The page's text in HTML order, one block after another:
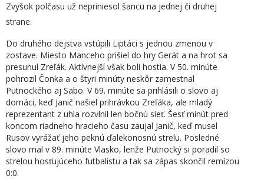
Zvyšok polčasu už nepriniesol šancu na jednej či druhej
strane.
Do druhého dejstva vstúpili Liptáci s jednou zmenou v
zostave. Miesto Manceho prišiel do hry Gerát a na hrot sa
presunul Zreľák. Aktívnejší však boli hostia. V 50. minúte
pohrozil Čonka a o štyri minúty neskôr zamestnal
Putnockého aj Sabo. V 69. minúte sa prihlásili o slovo aj
domáci, keď Janič našiel prihrávkou Zreľáka, ale mladý
reprezentant z uhla rozvlnil len bočnú sieť. Šesť minút pred
koncom riadneho hracieho času zaujal Janič, keď musel
Rusov vyrážať jeho peknú ďalekonosnú strelu. Posledné
slovo mal v 89. minúte Vlasko, lenže Putnocký si poradil so
strelou hosťujúceho futbalistu a tak sa zápas skončil remízou
0:0.